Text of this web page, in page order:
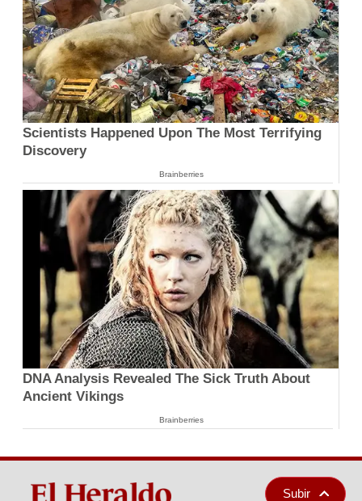
Scientists Happened Upon The Most Terrifying
Discovery
Brainberries
DNA Analysis Revealed The Sick Truth About
Ancient Vikings
Brainberries
Subir